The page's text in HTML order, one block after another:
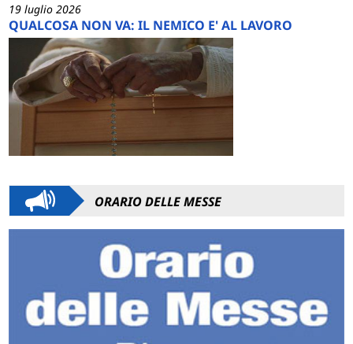
19 luglio 2026
QUALCOSA NON VA: IL NEMICO E' AL LAVORO
ORARIO DELLE MESSE